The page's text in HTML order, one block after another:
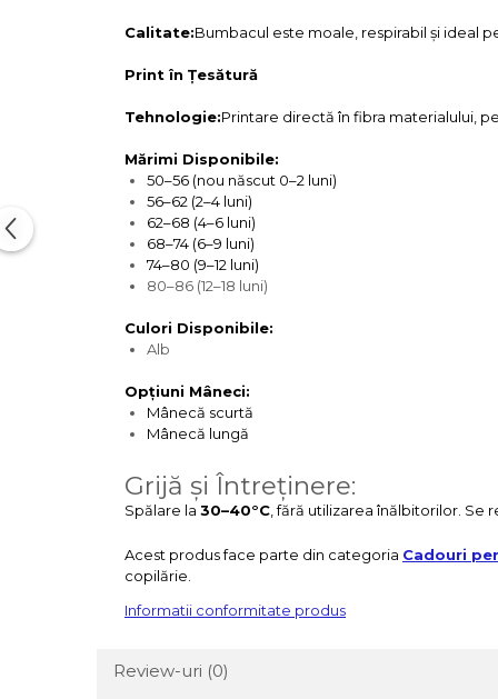
Calitate:Bumbacul este moale, respirabil și ideal
Print în Țesătură
Tehnologie:Printare directă în fibra materialului,
Mărimi Disponibile:
50–56 (nou născut 0–2 luni)
56–62 (2–4 luni)
62–68 (4–6 luni)
68–74 (6–9 luni)
74–80 (9–12 luni)
80–86 (12–18 luni)
Culori Disponibile:
Alb
Opțiuni Mâneci:
Mânecă scurtă
Mânecă lungă
Grijă și Întreținere:
Spălare la 30–40°C , fără utilizarea înălbitorilor.
Acest produs face parte din categoria Cadouri
copilărie.
Informatii conformitate produs
Review-uri (0)